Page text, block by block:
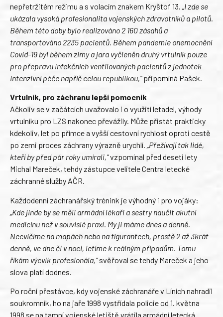
nepřetržitém režimu a s volacím znakem Kryštof 13. „I zde se
ukázala vysoká profesionalita vojenských zdravotníků a pilotů.
Během této doby bylo realizováno 2 160 zásahů a
transportováno 2235 pacientů. Během pandemie onemocnění
Covid-19 byl během zimy a jara vyčleněn druhý vrtulník pouze
pro přepravu infekčních ventilovaných pacientů z jednotek
intenzivní péče napříč celou republikou,“připomíná Pašek.
Vrtulník, pro záchranu lepší pomocník
Ačkoliv se v začátcích uvažovalo i o využití letadel, výhody
vrtulníku pro LZS nakonec převážily. Může přistát prakticky
kdekoliv, let po přímce a vyšší cestovní rychlost oproti cestě
po zemi proces záchrany výrazně urychlí. „Přežívají tak lidé,
kteří by před pár roky umírali,“vzpomínal před deseti lety
Michal Mareček, tehdy zástupce velitele Centra letecké
záchranné služby AČR.
Každodenní záchranářský trénink je výhodný i pro vojáky:
„Kde jinde by se měli armádní lékaři a sestry naučit akutní
medicínu než v souvislé praxi. My ji máme dnes a denně.
Necvičíme na mapách nebo na figurantech, prostě 2 až 3krát
denně, ve dne či v noci, letíme k reálným případům. Tomu
říkám výcvik profesionála,“svěřoval se tehdy Mareček a jeho
slova platí dodnes.
Po roční přestávce, kdy vojenské záchranáře v Líních nahradil
soukromník, ho na jaře 1998 vystřídala policie od 1. května
1998 se na tamní vojenské letiště vrátila armádní letecká